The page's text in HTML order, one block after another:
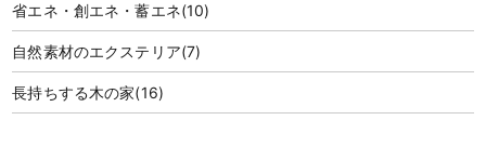
省エネ・創エネ・蓄エネ(10)
自然素材のエクステリア(7)
長持ちする木の家(16)